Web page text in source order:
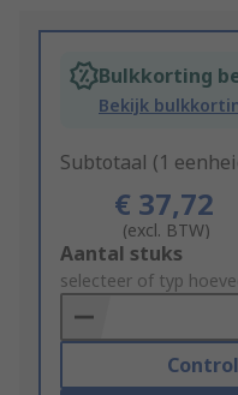
Bulkkorting
Bekijk
Subtotaal (1
€ 37,72
(excl. BTW)
Add
to
Basket
Aantal stuks
selecteer of typ